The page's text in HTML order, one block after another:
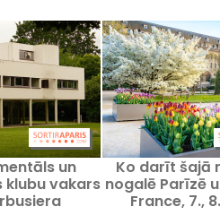
un
klubu vakars
Ko darīt šajā
nogalē Parīzē
France, 7.,